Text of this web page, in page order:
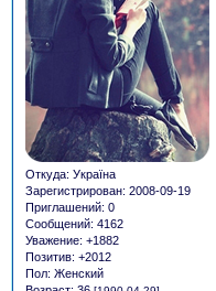
Откуда: Україна
Зарегистрирован: 2008-09-19
Приглашений: 0
Сообщений: 4162
Уважение: +1882
Позитив: +2012
Пол: Женский